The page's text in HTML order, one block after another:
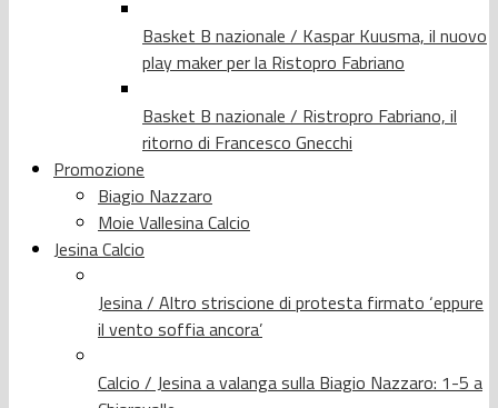
Basket B nazionale / Kaspar Kuusma, il nuovo
play maker per la Ristopro Fabriano
Basket B nazionale / Ristropro Fabriano, il
ritorno di Francesco Gnecchi
Promozione
Biagio Nazzaro
Moie Vallesina Calcio
Jesina Calcio
Jesina / Altro striscione di protesta firmato ‘eppure
il vento soffia ancora’
Calcio / Jesina a valanga sulla Biagio Nazzaro: 1-5 a